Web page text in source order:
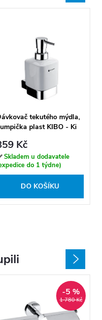
tekutého mýdla,
plast KIBO - Ki
Kč
Skladem u dodavatele
do 1 týdne)
DO KOŠÍKU
1 780 Kč
-5 %